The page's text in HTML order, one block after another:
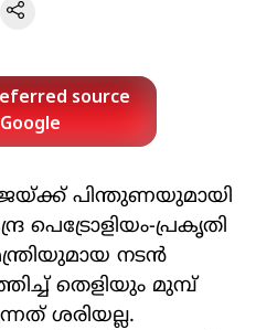
source
പിന്തുണയുമായി
പെട്രോളിയം-പ്രകൃതി
നടന്‍
തെളിയും മുമ്പ്
ശരിയല്ല.